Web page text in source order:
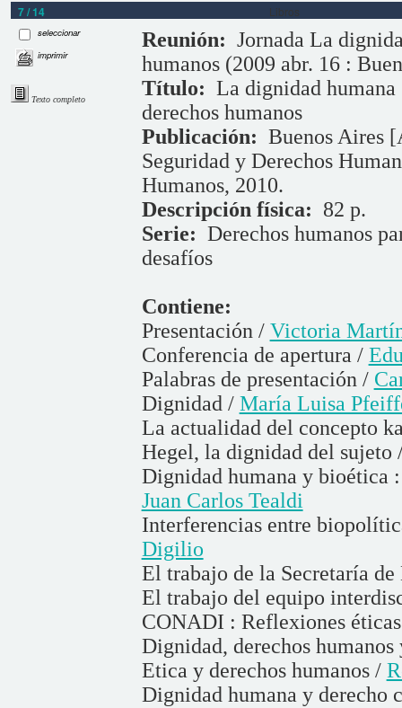
7 / 14 Libros
seleccionar
imprimir
Texto completo
Reunión: Jornada La
humanos (2009 abr. 16 :
Título: La dignidad
derechos humanos
Publicación: Buenos Aires
Seguridad y Derechos
Humanos, 2010.
Descripción física: 82 p.
Serie: Derechos humanos
desafíos
Contiene:
Presentación / Victoria
Conferencia de apertura /
Palabras de presentación /
Dignidad / María Luisa
La actualidad del concepto
Hegel, la dignidad del sujeto
Dignidad humana y bioética
Juan Carlos Tealdi
Interferencias entre
Digilio
El trabajo de la Secretaría
El trabajo del equipo
CONADI : Reflexiones
Dignidad, derechos
Etica y derechos humanos /
Dignidad humana y derecho